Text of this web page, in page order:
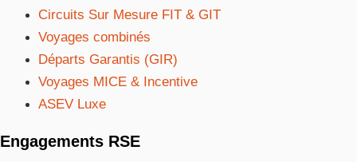
Circuits Sur Mesure FIT & GIT
Voyages combinés
Départs Garantis (GIR)
Voyages MICE & Incentive
ASEV Luxe
Engagements RSE